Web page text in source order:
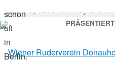
schon
oft
in
Berlin.
Sporn 9, 1200 Wien by
Zurück
nach
oben